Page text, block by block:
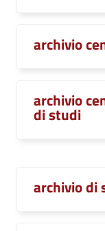
archivio
archivio
di studi
archivio di